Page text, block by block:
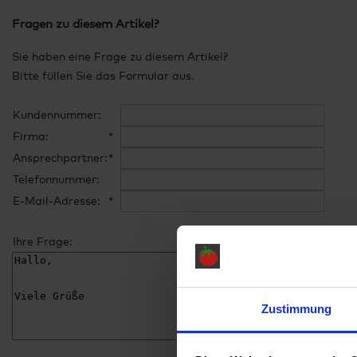
Zustimmung
Fragen zu diesem Artikel?
Sie haben eine Frage zu diesem Artikel?
Bitte füllen Sie das Formular aus.
Kundennummer:
Firma:
*
Ansprechpartner:*
Telefonnummer:
E-Mail-Adresse:
*
Ihre Frage: